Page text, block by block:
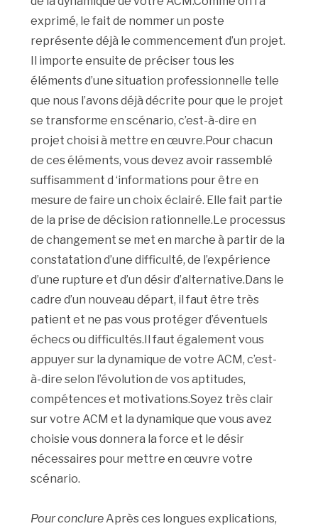
exprimé, le fait de nommer un poste
représente déjà le commencement d’un projet.
Il importe ensuite de préciser tous les
éléments d’une situation professionnelle telle
que nous l’avons déjà décrite pour que le projet
se transforme en scénario, c’est-à-dire en
projet choisi à mettre en œuvre.Pour chacun
de ces éléments, vous devez avoir rassemblé
suffisamment d ‘informations pour être en
mesure de faire un choix éclairé. Elle fait partie
de la prise de décision rationnelle.Le processus
de changement se met en marche à partir de la
constatation d’une difficulté, de l’expérience
d’une rupture et d’un désir d’alternative.Dans le
cadre d’un nouveau départ, il faut être très
patient et ne pas vous protéger d’éventuels
échecs ou difficultés.Il faut également vous
appuyer sur la dynamique de votre ACM, c’est-
à-dire selon l’évolution de vos aptitudes,
compétences et motivations.Soyez très clair
sur votre ACM et la dynamique que vous avez
choisie vous donnera la force et le désir
nécessaires pour mettre en œuvre votre
scénario.
Pour conclureAprès ces longues explications,